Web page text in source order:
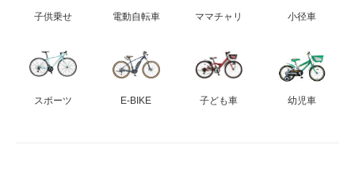
子供乗せ 電動自転車 ママチャリ 小径車
スポーツ E-BIKE 子ども車 幼児車